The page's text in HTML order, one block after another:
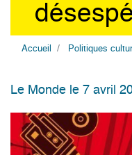
Accueil Politiques
Le Monde le 7 avril